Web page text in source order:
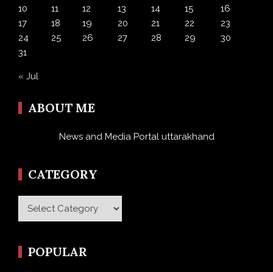
10
11 12 13 14 15
16
17
18 19 20 21 22
23
24
25 26 27 28 29
30
31
« Jul
ABOUT ME
News and Media Portal uttarakhand
CATEGORY
Category
POPULAR